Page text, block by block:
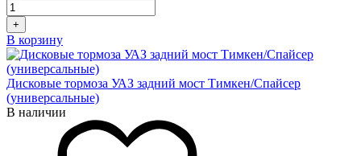
+
В корзину
Дисковые тормоза УАЗ задний мост Тимкен/Спайсер
(универсальные)
В наличии